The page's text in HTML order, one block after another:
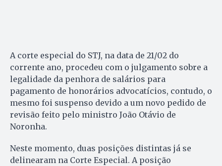
A corte especial do STJ, na data de 21/02 do
corrente ano, procedeu com o julgamento sobre a
legalidade da penhora de salários para
pagamento de honorários advocatícios, contudo, o
mesmo foi suspenso devido a um novo pedido de
revisão feito pelo ministro João Otávio de
Noronha.
Neste momento, duas posições distintas já se
delinearam na Corte Especial. A posição